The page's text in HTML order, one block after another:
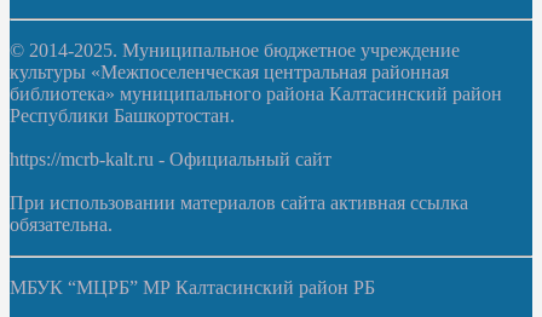
© 2014-2025. Муниципальное бюджетное учреждение
культуры «Межпоселенческая центральная районная
библиотека» муниципального района Калтасинский район
Республики Башкортостан.
https://mcrb-kalt.ru - Официальный сайт
При использовании материалов сайта активная ссылка
обязательна.
МБУК “МЦРБ” МР Калтасинский район РБ